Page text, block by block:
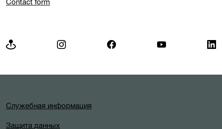
Contact form
Служебная информация
Защита данных